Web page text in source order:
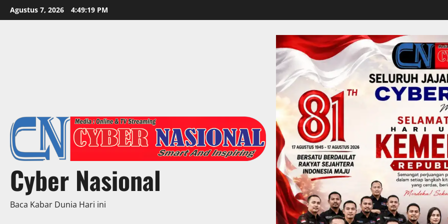
Skip
to
Agustus 7, 2026 4:49:20 PM
Cyber Nasional
Baca Kabar Dunia Hari ini